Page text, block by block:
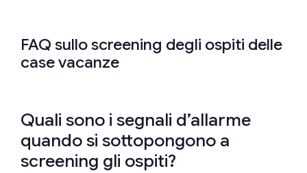
FAQ sullo screening degli ospiti delle
case vacanze
Quali sono i segnali d’allarme
quando si sottopongono a
screening gli ospiti?